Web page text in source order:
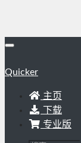
Quicker
主页
下载
专业版